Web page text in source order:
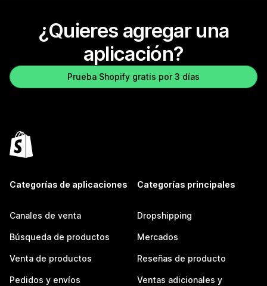
¿Quieres agregar una
aplicación?
Prueba Shopify gratis por 3 días
Categorías de aplicaciones
Canales de venta
Búsqueda de productos
Venta de productos
Pedidos y envíos
Categorías principales
Dropshipping
Mercados
Reseñas de producto
Ventas adicionales y